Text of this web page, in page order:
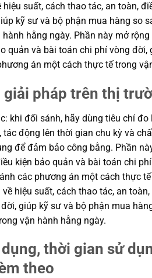
suất, cách thao tác, an toàn,
kỹ sư và bộ phận mua hàng so
hằng ngày. Phần này mở rộng
quản và bài toán chi phí vòng đời,
án một cách thực tế trong
giải pháp trên thị
khi đối sánh, hãy dùng tiêu chí
động lên thời gian chu kỳ và
để đảm bảo công bằng. Phần
kiện bảo quản và bài toán chi
các phương án một cách thực
hiệu suất, cách thao tác, an
giúp kỹ sư và bộ phận mua
vận hành hằng ngày.
thời gian sử
theo